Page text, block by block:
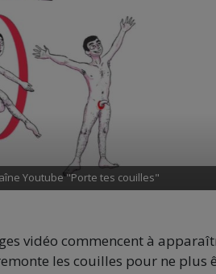
Youtube "Porte tes couilles"
vidéo commencent à
les couilles pour ne plus